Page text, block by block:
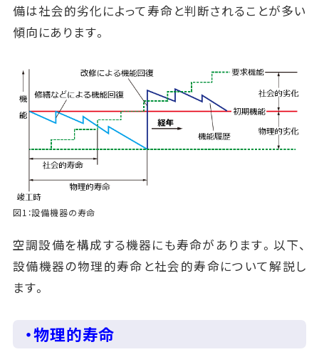
備は社会的劣化によって寿命と判断されることが多い
傾向にあります。
図1：設備機器の寿命
空調設備を構成する機器にも寿命があります。以下、
設備機器の物理的寿命と社会的寿命について解説し
ます。
・物理的寿命